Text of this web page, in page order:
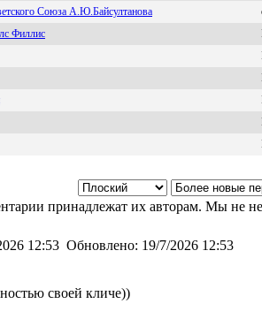
Союза А.Ю.Байсултанова
Филлис
принадлежат их авторам. Мы не
12:53 Обновлено: 19/7/2026 12:53
своей кличе))